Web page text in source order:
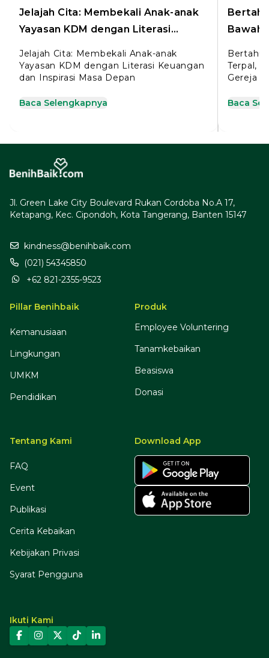
Jelajah Cita: Membekali Anak-anak
Yayasan KDM dengan Literasi
Jelajah Cita: Membekali Anak-anak
Yayasan KDM dengan Literasi Keuangan
dan Inspirasi Masa Depan
Baca Selengkapnya
Bawah
Terpal,
Gereja
Baca
Jl. Green Lake City Boulevard Rukan Cordoba No.A 17,
Ketapang, Kec. Cipondoh, Kota Tangerang, Banten 15147
kindness@benihbaik.com
(021) 54345850
+62 821-2355-9523
Pillar Benihbaik
Kemanusiaan
Lingkungan
UMKM
Pendidikan
Produk
Employee Voluntering
Tanamkebaikan
Beasiswa
Donasi
Tentang Kami
FAQ
Event
Publikasi
Cerita Kebaikan
Kebijakan Privasi
Syarat Pengguna
Download App
Ikuti Kami